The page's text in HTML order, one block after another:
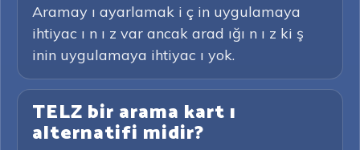
Aramay ı ayarlamak i ç in uygulamaya
ihtiyac ı n ı z var ancak arad ığı n ı z ki ş
inin uygulamaya ihtiyac ı yok.
TELZ bir arama kart ı
alternatifi midir?